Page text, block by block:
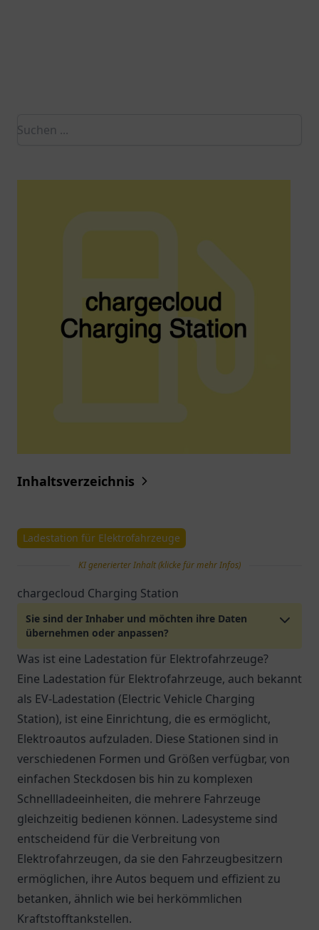
Inhaltsverzeichnis
Ladestation für Elektrofahrzeuge
KI generierter Inhalt (klicke für mehr Infos)
chargecloud Charging Station
Sie sind der Inhaber und möchten ihre Daten
übernehmen oder anpassen?
Was ist eine Ladestation für Elektrofahrzeuge?
Eine Ladestation für Elektrofahrzeuge, auch bekannt
als EV-Ladestation (Electric Vehicle Charging
Station), ist eine Einrichtung, die es ermöglicht,
Elektroautos aufzuladen. Diese Stationen sind in
verschiedenen Formen und Größen verfügbar, von
einfachen Steckdosen bis hin zu komplexen
Schnellladeeinheiten, die mehrere Fahrzeuge
gleichzeitig bedienen können. Ladesysteme sind
entscheidend für die Verbreitung von
Elektrofahrzeugen, da sie den Fahrzeugbesitzern
ermöglichen, ihre Autos bequem und effizient zu
betanken, ähnlich wie bei herkömmlichen
Kraftstofftankstellen.